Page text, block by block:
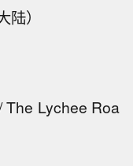
）
The Lychee Roa